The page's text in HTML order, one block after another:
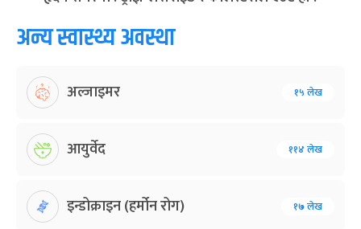
अन्य स्वास्थ्य अवस्था
अल्जाइमर १५ लेख
आयुर्वेद ११४ लेख
इन्डोक्राइन (हर्मोन रोग) १७ लेख